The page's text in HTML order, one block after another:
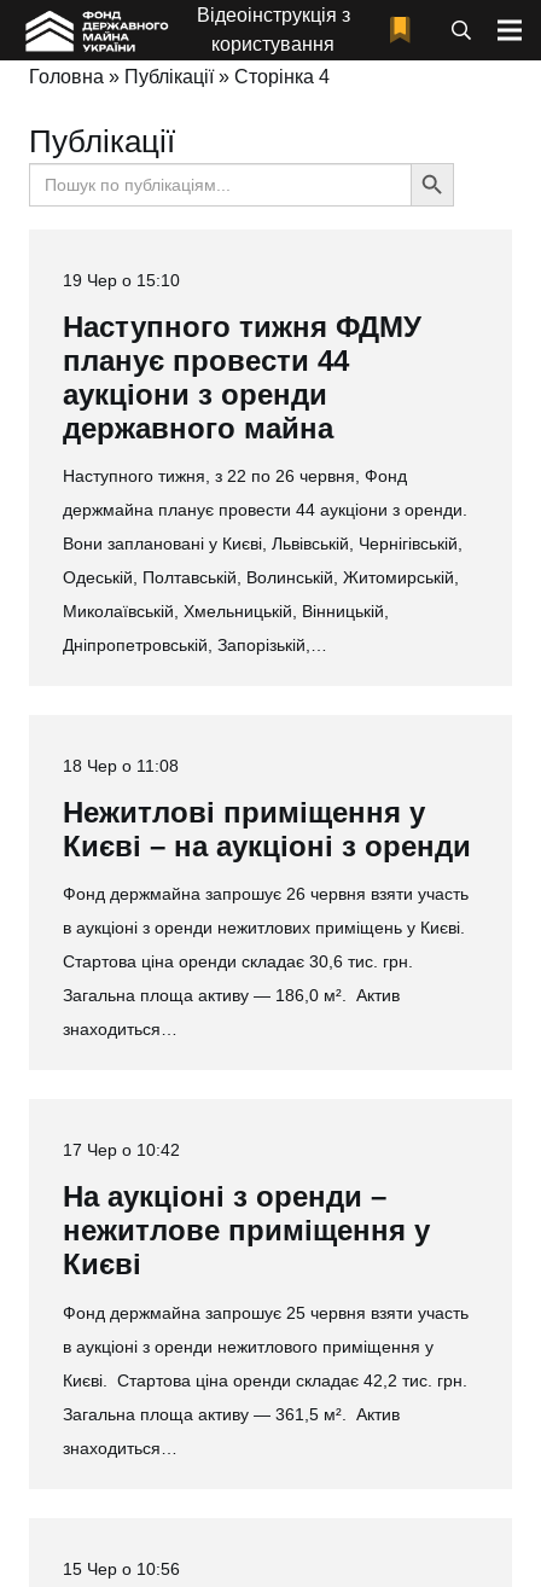
Відеоінструкція з
користування
Головна » Публікації» Сторінка 4
Публікації
Search
for:
Search
Button
19 Чер о 15:10
Наступного тижня ФДМУ
планує провести 44
аукціони з оренди
державного майна
Наступного тижня, з 22 по 26 червня, Фонд
держмайна планує провести 44 аукціони з оренди.
Вони заплановані у Києві, Львівській, Чернігівській,
Одеській, Полтавській, Волинській, Житомирській,
Миколаївській, Хмельницькій, Вінницькій,
Дніпропетровській, Запорізькій,…
18 Чер о 11:08
Нежитлові приміщення у
Києві – на аукціоні з оренди
Фонд держмайна запрошує 26 червня взяти участь
в аукціоні з оренди нежитлових приміщень у Києві.
Стартова ціна оренди складає 30,6 тис. грн.
Загальна площа активу — 186,0 м². Актив
знаходиться…
17 Чер о 10:42
На аукціоні з оренди –
нежитлове приміщення у
Києві
Фонд держмайна запрошує 25 червня взяти участь
в аукціоні з оренди нежитлового приміщення у
Києві. Стартова ціна оренди складає 42,2 тис. грн.
Загальна площа активу — 361,5 м². Актив
знаходиться…
15 Чер о 10:56